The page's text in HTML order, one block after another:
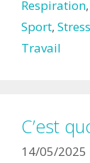
Respiration,
Sport, Stress
Travail
C’est
14/05/2025